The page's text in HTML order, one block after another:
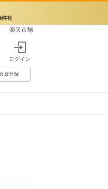
楽天市場
ログイン
員登録